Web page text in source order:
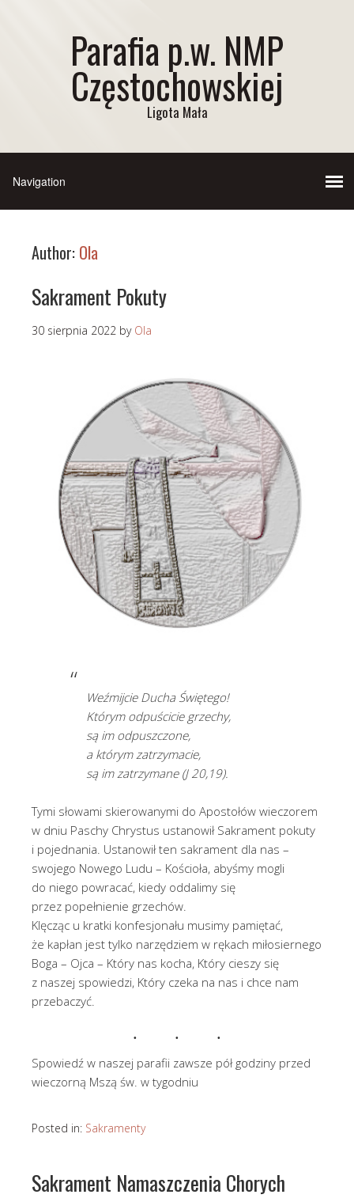
Parafia p.w. NMP
Częstochowskiej
Ligota Mała
Author: Ola
Sakrament Pokuty
30 sierpnia 2022 by Ola
Weźmijcie Ducha Świętego!
Którym odpuścicie grzechy,
są im odpuszczone,
a którym zatrzymacie,
są im zatrzymane (J 20,19).
Tymi słowami skierowanymi do Apostołów wieczorem
w dniu Paschy Chrystus ustanowił Sakrament pokuty
i pojednania. Ustanowił ten sakrament dla nas –
swojego Nowego Ludu – Kościoła, abyśmy mogli
do niego powracać, kiedy oddalimy się
przez popełnienie grzechów.
Klęcząc u kratki konfesjonału musimy pamiętać,
że kapłan jest tylko narzędziem w rękach miłosiernego
Boga – Ojca – Który nas kocha, Który cieszy się
z naszej spowiedzi, Który czeka na nas i chce nam
przebaczyć.
Spowiedź w naszej parafii zawsze pół godziny przed
wieczorną Mszą św. w tygodniu
Posted in: Sakramenty
Sakrament Namaszczenia Chorych